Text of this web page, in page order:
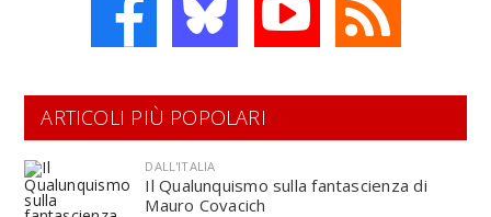
ARTICOLI PIÙ POPOLARI
DALL'ITALIA
Il Qualunquismo sulla fantascienza di
Mauro Covacich